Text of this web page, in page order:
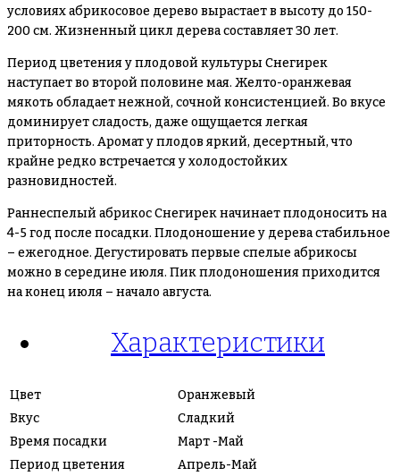
условиях абрикосовое дерево вырастает в высоту до 150-
200 см. Жизненный цикл дерева составляет 30 лет.
Период цветения у плодовой культуры Снегирек
наступает во второй половине мая. Желто-оранжевая
мякоть обладает нежной, сочной консистенцией. Во вкусе
доминирует сладость, даже ощущается легкая
приторность. Аромат у плодов яркий, десертный, что
крайне редко встречается у холодостойких
разновидностей.
Раннеспелый абрикос Снегирек начинает плодоносить на
4-5 год после посадки. Плодоношение у дерева стабильное
– ежегодное. Дегустировать первые спелые абрикосы
можно в середине июля. Пик плодоношения приходится
на конец июля – начало августа.
Характеристики
Цвет
Оранжевый
Вкус
Сладкий
Время посадки
Март -Май
Период цветения
Апрель-Май